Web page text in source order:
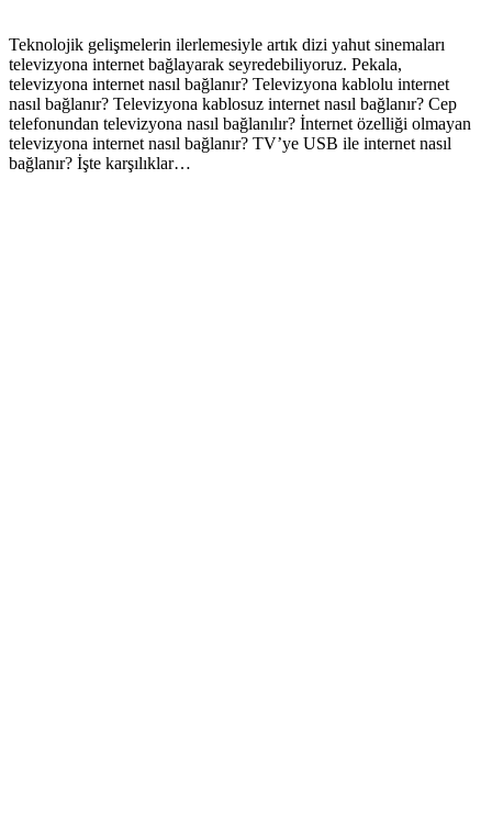
Teknolojik gelişmelerin ilerlemesiyle artık dizi yahut sinemaları
televizyona internet bağlayarak seyredebiliyoruz. Pekala,
televizyona internet nasıl bağlanır? Televizyona kablolu internet
nasıl bağlanır? Televizyona kablosuz internet nasıl bağlanır? Cep
telefonundan televizyona nasıl bağlanılır? İnternet özelliği olmayan
televizyona internet nasıl bağlanır? TV’ye USB ile internet nasıl
bağlanır? İşte karşılıklar…